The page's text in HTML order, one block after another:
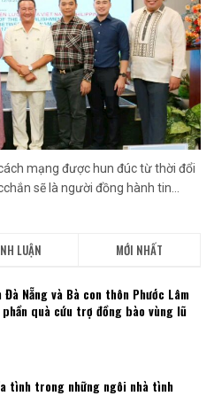
mạng được hun đúc từ thời đổi
sẽ là người đồng hành tin...
LUẬN MỚI NHẤT
Đà Nẵng và Bà con thôn Phước Lâm
quà cứu trợ đồng bào vùng lũ
tình trong những ngôi nhà tình